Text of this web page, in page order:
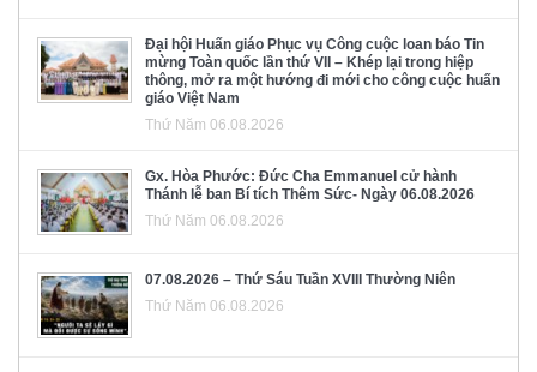
Đại hội Huấn giáo Phục vụ Công cuộc loan báo Tin
mừng Toàn quốc lần thứ VII – Khép lại trong hiệp
thông, mở ra một hướng đi mới cho công cuộc huấn
giáo Việt Nam
Thứ Năm 06.08.2026
Gx. Hòa Phước: Đức Cha Emmanuel cử hành
Thánh lễ ban Bí tích Thêm Sức- Ngày 06.08.2026
Thứ Năm 06.08.2026
07.08.2026 – Thứ Sáu Tuần XVIII Thường Niên
Thứ Năm 06.08.2026